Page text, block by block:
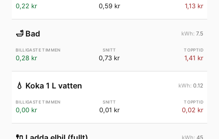
0,22 kr 0,59 kr 1,13 kr
🛁 Bad 7.5
0,28 kr 0,73 kr 1,41 kr
💧 Koka 1 L vatten 0.12
0,00 kr 0,01 kr 0,02 kr
45